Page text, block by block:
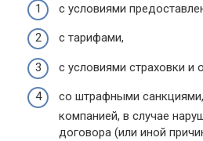
с условиями
с тарифами,
с условиями страховки и
со штрафными
компанией, в случае
договора (или иной